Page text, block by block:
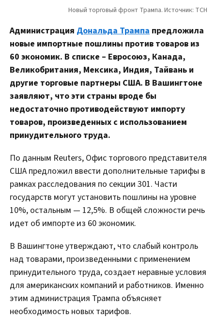
Администрация Дональда Трампа предложила
новые импортные пошлины против товаров из
60 экономик. В списке – Евросоюз, Канада,
Великобритания, Мексика, Индия, Тайвань и
другие торговые партнеры США. В Вашингтоне
заявляют, что эти страны вроде бы
недостаточно противодействуют импорту
товаров, произведенных с использованием
принудительного труда.
По данным Reuters, Офис торгового представителя
США предложил ввести дополнительные тарифы в
рамках расследования по секции 301. Части
государств могут установить пошлины на уровне
10%, остальным — 12,5%. В общей сложности речь
идет об импорте из 60 экономик.
В Вашингтоне утверждают, что слабый контроль
над товарами, произведенными с применением
принудительного труда, создает неравные условия
для американских компаний и работников. Именно
этим администрация Трампа объясняет
необходимость новых тарифов.